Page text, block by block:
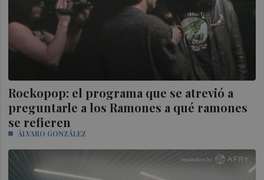
Rockopop: el programa que se atrevió a
preguntarle a los Ramones a qué ramones
se refieren
ÁLVARO GONZÁLEZ